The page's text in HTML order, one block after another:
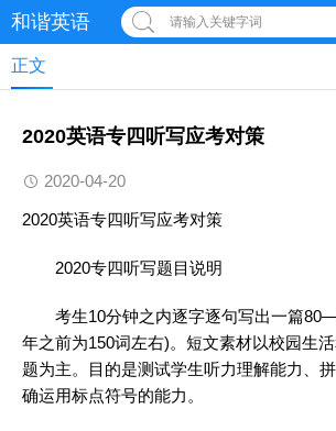
和谐英语 请输入关键字词
正文
2020英语专四听写应考对策
2020-04-20
2020英语专四听写应考对策
2020专四听写题目说明
考生10分钟之内逐字逐句写出一篇
年之前为150词左右)。短文素材以校园生
题为主。目的是测试学生听力理解能力、
确运用标点符号的能力。